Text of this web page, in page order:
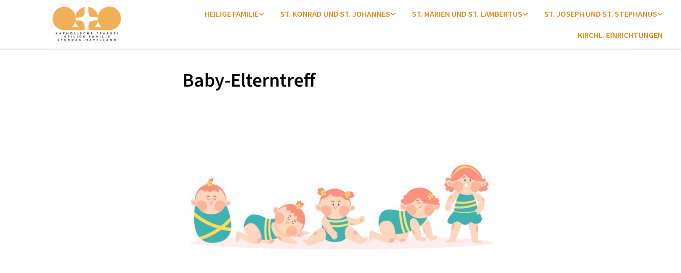
HEILIGE FAMILIE ST. KONRAD UND ST. JOHANNES ST. MARIEN UND ST. LAMBERTUS ST. JOSEPH UND ST. STEPHANUS
KIRCHL. EINRICHTUNGEN
Baby-Elterntreff